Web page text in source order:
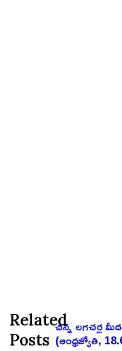
Related
Posts
చిన్న లగచర్ల
(ఆంధ్రజ్యోతి,